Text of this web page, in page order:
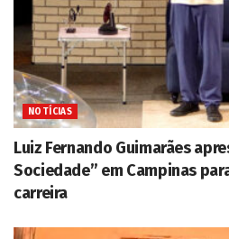
NOTÍCIAS
Luiz Fernando Guimarães
Sociedade” em Campinas
carreira